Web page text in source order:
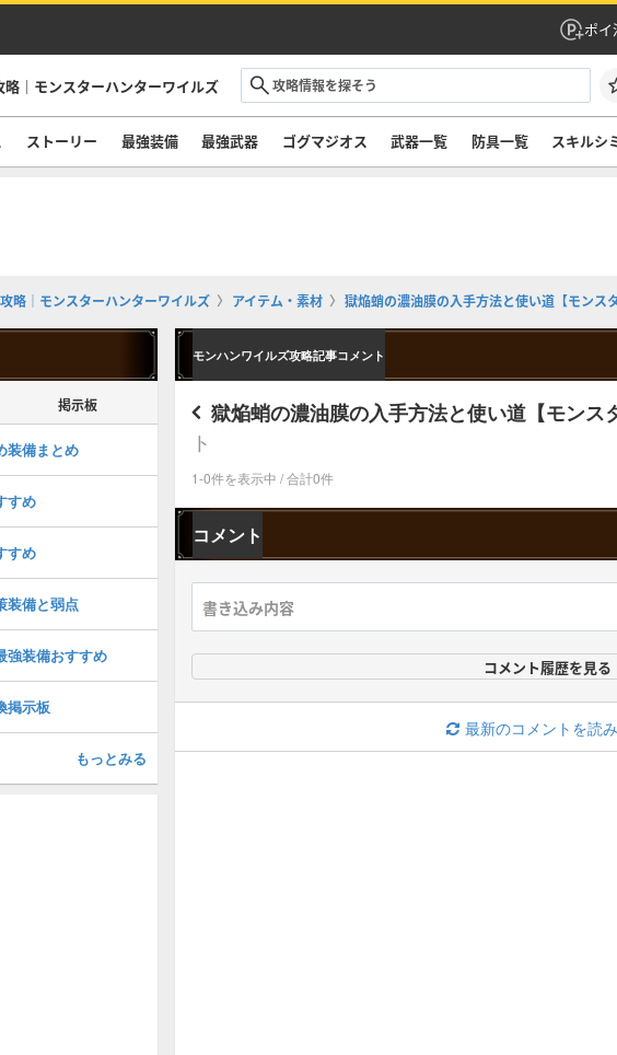
ポイ
略｜モンスターハンターワイルズ
ストーリー 最強装備 最強武器 ゴグマジオス 武器一覧 防具一覧 スキルシ
略｜モンスターハンターワイルズ アイテム・素材 獄焔蛸の濃油膜の入手方法と使い道【モンス
モンハンワイルズ攻略記事コメント
獄焔蛸の濃油膜の入手方法と使い道【モンス
ト
1-0件を表示中 / 合計0件
コメント
コメント履歴を見る
最新のコメントを読
掲示板
装備まとめ
すめ
すめ
装備と弱点
強装備おすすめ
掲示板
もっとみる